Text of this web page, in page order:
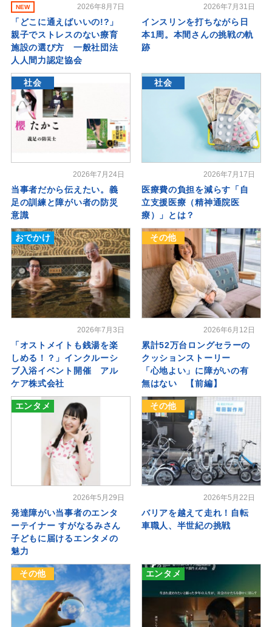
NEW 2026年8月7日
「どこに通えばいいの!?」
親子でストレスのない療育
施設の選び方 一般社団法
人人間力認定協会
2026年7月31日
インスリンを打ちながら日
本1周。本間さんの挑戦の軌
跡
社会
2026年7月24日
当事者だから伝えたい。義
足の訓練と障がい者の防災
意識
社会
2026年7月17日
医療費の負担を減らす「自
立支援医療（精神通院医
療）」とは？
おでかけ
2026年7月3日
「オストメイトも銭湯を楽
しめる！？」インクルーシ
ブ入浴イベント開催 アル
ケア株式会社
その他
2026年6月12日
累計52万台ロングセラーの
クッションストーリー
「心地よい」に障がいの有
無はない 【前編】
エンタメ
2026年5月29日
発達障がい当事者のエンタ
ーテイナー すがなるみさん
子どもに届けるエンタメの
魅力
その他
2026年5月22日
バリアを越えて走れ！自転
車職人、半世紀の挑戦
その他 エンタメ